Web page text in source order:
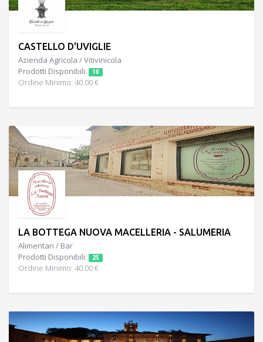
CASTELLO D'UVIGLIE
Azienda Agricola / Vitivinicola
Prodotti Disponibili:
10
Ordine Minimo: 40.00 €
LA BOTTEGA NUOVA MACELLERIA - SALUMERIA
Alimentari / Bar
Prodotti Disponibili:
25
Ordine Minimo: 40.00 €